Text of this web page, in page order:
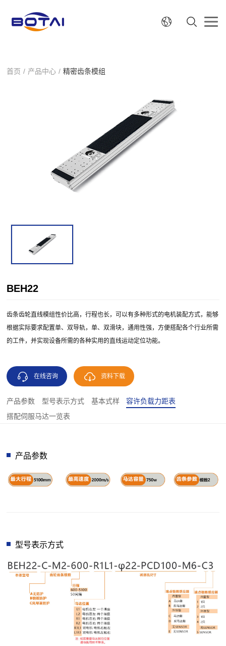
首页 / 产品中心 / 精密齿条模组
BEH22
齿条齿轮直线模组性价比高，行程也长，可以有多种形式的电机装配方式，能够
根据实际要求配置单、双导轨，单、双滑块，通用性强，方便搭配各个行业所需
的工件，并实现设备所需的各种实用的直线运动定位功能。
在线咨询 资料下载
产品参数 型号表示方式 基本式样
容许负载力距表
搭配伺服马达一览表
产品参数
型号表示方式